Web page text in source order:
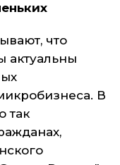
что
актуальны
В
так